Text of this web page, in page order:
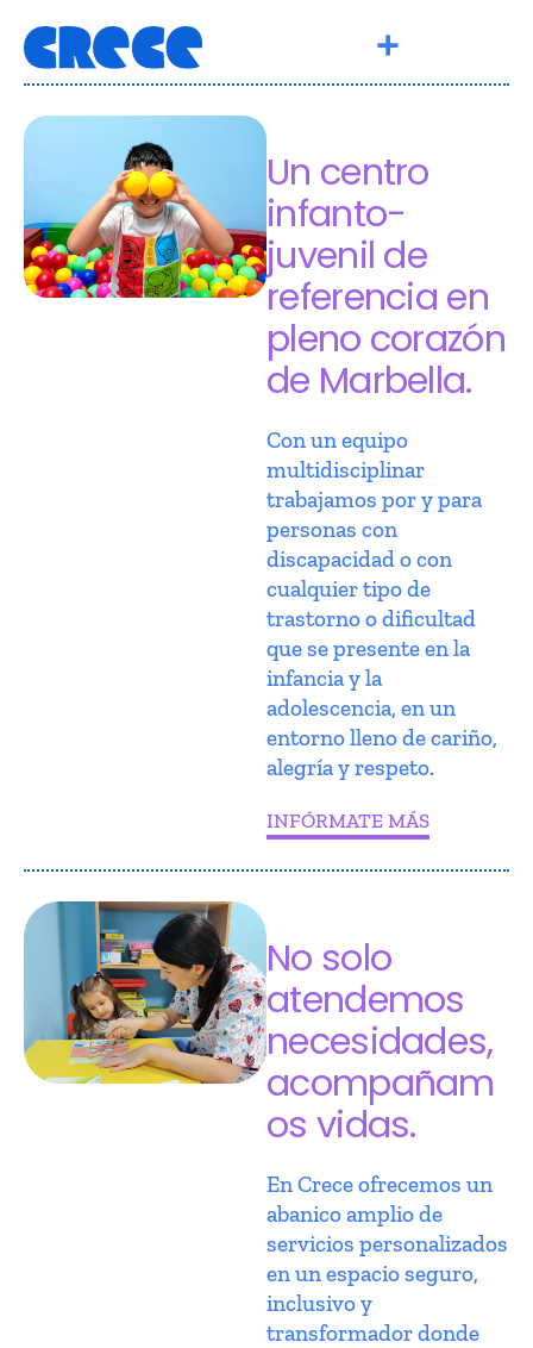
Un centro
infanto-
juvenil de
referencia en
pleno corazón
de Marbella.
Con un equipo
multidisciplinar
trabajamos por y para
personas con
discapacidad o con
cualquier tipo de
trastorno o dificultad
que se presente en la
infancia y la
adolescencia, en un
entorno lleno de cariño,
alegría y respeto.
INFÓRMATE MÁS
No solo
atendemos
necesidades,
acompañam
os vidas.
En Crece ofrecemos un
abanico amplio de
servicios personalizados
en un espacio seguro,
inclusivo y
transformador donde